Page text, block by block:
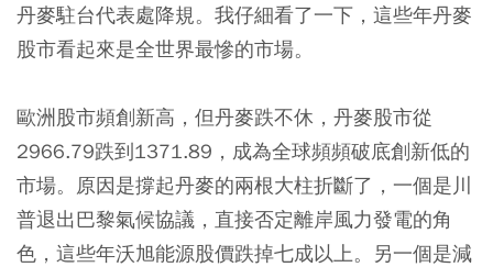
丹麥駐台代表處降規。我仔細看了一下，這些年丹麥
股市看起來是全世界最慘的市場。
歐洲股市頻創新高，但丹麥跌不休，丹麥股市從
2966.79跌到1371.89，成為全球頻頻破底創新低的
市場。原因是撐起丹麥的兩根大柱折斷了，一個是川
普退出巴黎氣候協議，直接否定離岸風力發電的角
色，這些年沃旭能源股價跌掉七成以上。另一個是減